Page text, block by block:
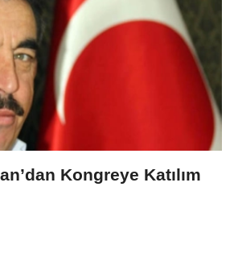
Kongreye Katılım